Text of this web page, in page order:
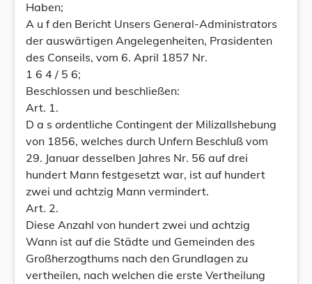
Haben;
A u f den Bericht Unsers General-Administrators
der auswärtigen Angelegenheiten, Prasidenten
des Conseils, vom 6. April 1857 Nr.
1 6 4 / 5 6;
Beschlossen und beschließen:
Art. 1.
D a s ordentliche Contingent der Milizallshebung
von 1856, welches durch Unfern Beschluß vom
29. Januar desselben Jahres Nr. 56 auf drei
hundert Mann festgesetzt war, ist auf hundert
zwei und achtzig Mann vermindert.
Art. 2.
Diese Anzahl von hundert zwei und achtzig
Wann ist auf die Städte und Gemeinden des
Großherzogthums nach den Grundlagen zu
vertheilen, nach welchen die erste Vertheilung